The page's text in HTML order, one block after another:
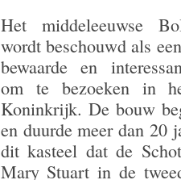
Het middeleeuwse
wordt beschouwd als
bewaarde en
om te bezoeken in
Koninkrijk. De bouw
en duurde meer dan 20
dit kasteel dat de
Mary Stuart in de